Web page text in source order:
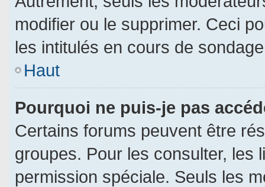
modifier ou le supprimer. Ceci
les intitulés en cours de
Haut
Pourquoi ne puis-je pas
Certains forums peuvent être
groupes. Pour les consulter, les
permission spéciale. Seuls les